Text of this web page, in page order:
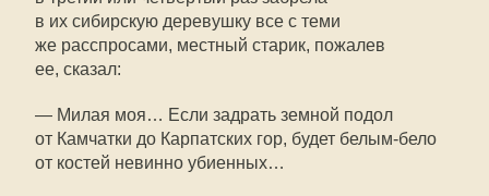
в их сибирскую деревушку все с теми
же расспросами, местный старик, пожалев
ее, сказал:
— Милая моя… Если задрать земной подол
от Камчатки до Карпатских гор, будет белым-бело
от костей невинно убиенных…